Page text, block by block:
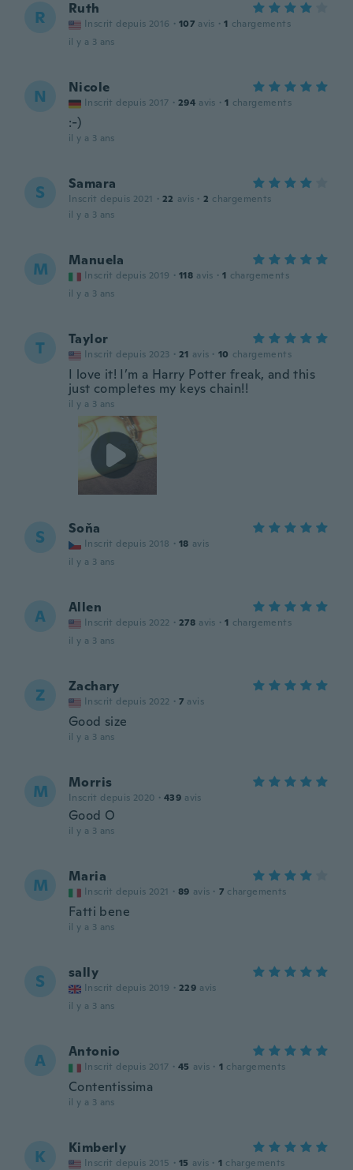
R Ruth
Inscrit depuis 2016 · 107 avis · 1 chargements
il y a 3 ans
N Nicole
Inscrit depuis 2017 · 294 avis · 1 chargements
:-)
il y a 3 ans
S Samara
Inscrit depuis 2021 · 22 avis · 2 chargements
il y a 3 ans
M Manuela
Inscrit depuis 2019 · 118 avis · 1 chargements
il y a 3 ans
T Taylor
Inscrit depuis 2023 · 21 avis · 10 chargements
I love it! I’m a Harry Potter freak, and this
just completes my keys chain!!
il y a 3 ans
S Soňa
Inscrit depuis 2018 · 18 avis
il y a 3 ans
A Allen
Inscrit depuis 2022 · 278 avis · 1 chargements
il y a 3 ans
Z Zachary
Inscrit depuis 2022 · 7 avis
Good size
il y a 3 ans
M Morris
Inscrit depuis 2020 · 439 avis
Good O
il y a 3 ans
M Maria
Inscrit depuis 2021 · 89 avis · 7 chargements
Fatti bene
il y a 3 ans
S sally
Inscrit depuis 2019 · 229 avis
il y a 3 ans
A Antonio
Inscrit depuis 2017 · 45 avis · 1 chargements
Contentissima
il y a 3 ans
K Kimberly
Inscrit depuis 2015 · 15 avis · 1 chargements